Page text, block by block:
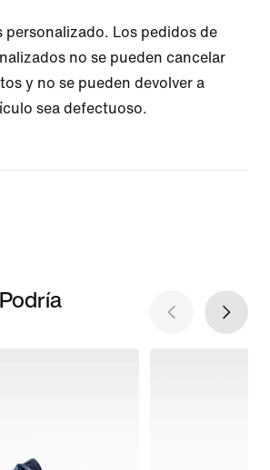
personalizado. Los pedidos de
no se pueden cancelar
y no se pueden devolver a
sea defectuoso.